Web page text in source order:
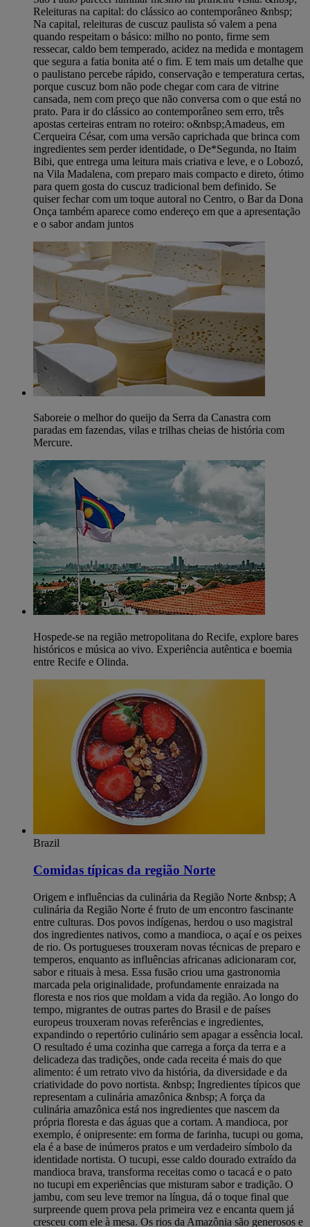
Releituras na capital: do clássico ao contemporâneo &nbsp;
Na capital, releituras de cuscuz paulista só valem a pena
quando respeitam o básico: milho no ponto, firme sem
ressecar, caldo bem temperado, acidez na medida e montagem
que segura a fatia bonita até o fim. E tem mais um detalhe que
o paulistano percebe rápido, conservação e temperatura certas,
porque cuscuz bom não pode chegar com cara de vitrine
cansada, nem com preço que não conversa com o que está no
prato. Para ir do clássico ao contemporâneo sem erro, três
apostas certeiras entram no roteiro: o&nbsp;Amadeus, em
Cerqueira César, com uma versão caprichada que brinca com
ingredientes sem perder identidade, o De*Segunda, no Itaim
Bibi, que entrega uma leitura mais criativa e leve, e o Lobozó,
na Vila Madalena, com preparo mais compacto e direto, ótimo
para quem gosta do cuscuz tradicional bem definido. Se
quiser fechar com um toque autoral no Centro, o Bar da Dona
Onça também aparece como endereço em que a apresentação
e o sabor andam juntos
Saboreie o melhor do queijo da Serra da Canastra com
paradas em fazendas, vilas e trilhas cheias de história com
Mercure.
Hospede-se na região metropolitana do Recife, explore bares
históricos e música ao vivo. Experiência autêntica e boemia
entre Recife e Olinda.
Brazil
Comidas típicas da região Norte
Origem e influências da culinária da Região Norte &nbsp; A
culinária da Região Norte é fruto de um encontro fascinante
entre culturas. Dos povos indígenas, herdou o uso magistral
dos ingredientes nativos, como a mandioca, o açaí e os peixes
de rio. Os portugueses trouxeram novas técnicas de preparo e
temperos, enquanto as influências africanas adicionaram cor,
sabor e rituais à mesa. Essa fusão criou uma gastronomia
marcada pela originalidade, profundamente enraizada na
floresta e nos rios que moldam a vida da região. Ao longo do
tempo, migrantes de outras partes do Brasil e de países
europeus trouxeram novas referências e ingredientes,
expandindo o repertório culinário sem apagar a essência local.
O resultado é uma cozinha que carrega a força da terra e a
delicadeza das tradições, onde cada receita é mais do que
alimento: é um retrato vivo da história, da diversidade e da
criatividade do povo nortista. &nbsp; Ingredientes típicos que
representam a culinária amazônica &nbsp; A força da
culinária amazônica está nos ingredientes que nascem da
própria floresta e das águas que a cortam. A mandioca, por
exemplo, é onipresente: em forma de farinha, tucupi ou goma,
ela é a base de inúmeros pratos e um verdadeiro símbolo da
identidade nortista. O tucupi, esse caldo dourado extraído da
mandioca brava, transforma receitas como o tacacá e o pato
no tucupi em experiências que misturam sabor e tradição. O
jambu, com seu leve tremor na língua, dá o toque final que
surpreende quem prova pela primeira vez e encanta quem já
cresceu com ele à mesa. Os rios da Amazônia são generosos e